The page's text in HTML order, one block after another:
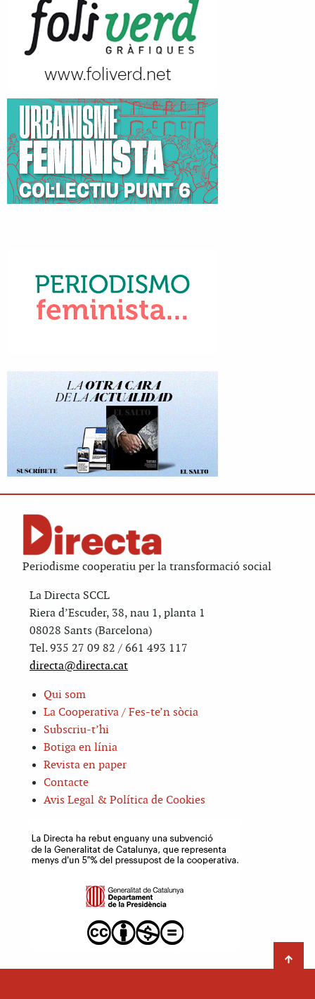
Periodisme cooperatiu per la transformació social
La Directa SCCL
Riera d’Escuder, 38, nau 1, planta 1
08028 Sants (Barcelona)
Tel. 935 27 09 82 / 661 493 117
directa@directa.cat
Qui som
La Cooperativa / Fes-te’n sòcia
Subscriu-t’hi
Botiga en línia
Revista en paper
Contacte
Avis Legal & Política de Cookies